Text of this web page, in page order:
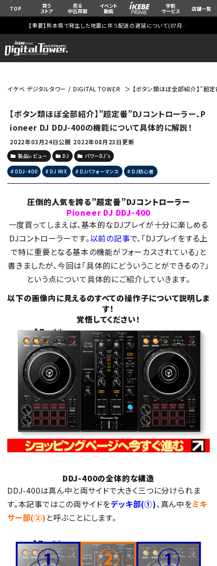
TOP 買う
ストア
売る
中古買取
イベント
動画
学割
サービス 店舗一覧
【重要】熊本県で発生した地震に伴う配送の遅延について(07月29日
イケベ デジタルタワー / DIGITAL TOWER 【ボタン類ほぼ全部紹介】”超
【ボタン類ほぼ全部紹介】”超定番”DJコントローラー、P
ioneer DJ DDJ-400の機能について具体的に解説！
2022年03月24日公開 2022年08月23日更新
製品レビュー DJ パワーDJ's
DDJ-400 DJ MIX DJパフォーマンス DJ初心者
圧倒的人気を誇る”超定番”DJコントローラー
Pioneer DJ DDJ-400
一度買ってしまえば、基本的なDJプレイが十分に楽しめる
DJコントローラーです。以前の記事で、「DJプレイをする上
で特に重要となる基本の機能がフォーカスされている」と
書きましたが、今回は「具体的にどういうことができるの？」
という点について具体的にご紹介していきます。
以下の画像内に見えるのすべての操作子について説明しま
す！
覚悟してください！
DDJ-400の全体的な構造
DDJ-400は真ん中と両サイドで大きく三つに分けられま
す。本記事ではこの両サイドをデッキ部(①)、真ん中をミキ
サー部(②) と呼ぶことにします。